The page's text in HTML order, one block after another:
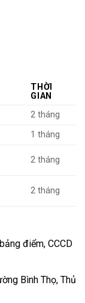
THỜI
GIAN
2 tháng
1 tháng
2 tháng
2 tháng
điểm, CCCD
Bình Thọ, Thủ